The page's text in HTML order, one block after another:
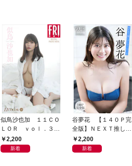
似鳥沙也加 １１ＣＯ
ＬＯＲ ｖｏｌ．３
ＦＲＩＤＡＹデジタル
写真集
2,200
新着
谷夢花 【１４０Ｐ完
全版】ＮＥＸＴ推しガ
ール！ １～４ ヤン
マガデジタル写真集
2,200
新着